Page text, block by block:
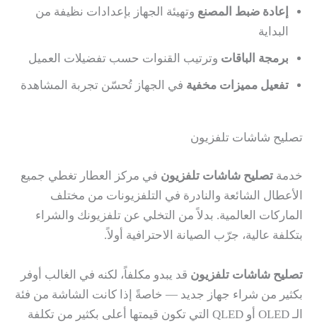
إعادة ضبط المصنع وتهيئة الجهاز بإعدادات نظيفة من
البداية
برمجة الباقات وترتيب القنوات حسب تفضيلات العميل
تفعيل مميزات مخفية في الجهاز تُحسّن تجربة المشاهدة
تصليح شاشات تلفزيون
خدمة تصليح شاشات تلفزيون في مركز العطار تغطي جميع
الأعطال الشائعة والنادرة في التلفزيونات من مختلف
الماركات العالمية. بدلاً من التخلي عن تلفزيونك والشراء
بتكلفة عالية، جرّب الصيانة الاحترافية أولاً.
تصليح شاشات تلفزيون قد يبدو مكلفاً، لكنه في الغالب أوفر
بكثير من شراء جهاز جديد — خاصةً إذا كانت الشاشة من فئة
الـ OLED أو QLED التي تكون قيمتها أعلى بكثير من تكلفة